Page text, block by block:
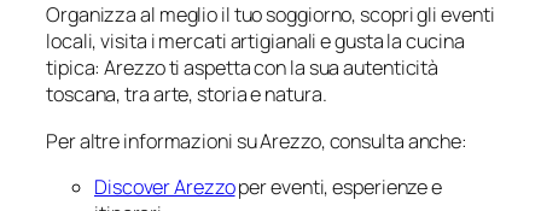
Organizza al meglio il tuo soggiorno, scopri gli eventi
locali, visita i mercati artigianali e gusta la cucina
tipica: Arezzo ti aspetta con la sua autenticità
toscana, tra arte, storia e natura.
Per altre informazioni su Arezzo, consulta anche:
Discover Arezzoper eventi, esperienze e